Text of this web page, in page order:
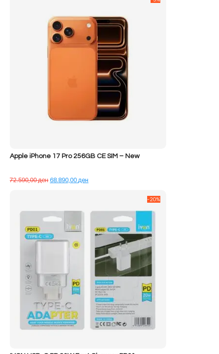
Apple iPhone 17 Pro 256GB CE SIM – New
72.590,00денÇmimi
68.890,00ден
68.890,00 ден.
-20%